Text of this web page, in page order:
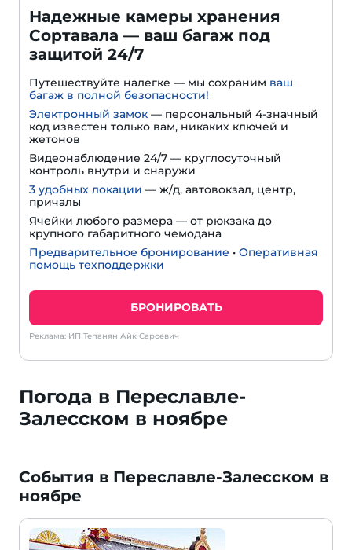
Надежные камеры хранения
Сортавала — ваш багаж под
защитой 24/7
Путешествуйте налегке — мы сохраним ваш
багаж в полной безопасности!
Электронный замок — персональный 4-значный
код известен только вам, никаких ключей и
жетонов
Видеонаблюдение 24/7 — круглосуточный
контроль внутри и снаружи
3 удобных локации — ж/д, автовокзал, центр,
причалы
Ячейки любого размера — от рюкзака до
крупного габаритного чемодана
Предварительное бронирование • Оперативная
помощь техподдержки
БРОНИРОВАТЬ
Реклама: ИП Тепанян Айк Сароевич
Погода в Переславле-
Залесском в ноябре
События в Переславле-Залесском в
ноябре